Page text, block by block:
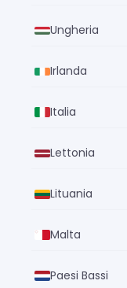
Ungheria
Irlanda
Italia
Lettonia
Lituania
Malta
Paesi Bassi